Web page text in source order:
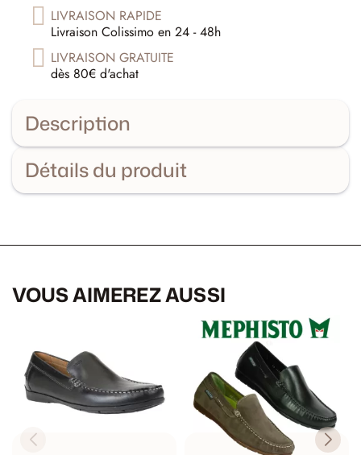
LIVRAISON RAPIDE
Livraison Colissimo en 24 - 48h
LIVRAISON GRATUITE
dès 80€ d'achat
Description
Détails du produit
VOUS AIMEREZ AUSSI